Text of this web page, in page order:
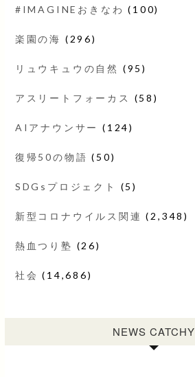
#IMAGINEおきなわ (100)
楽園の海 (296)
リュウキュウの自然 (95)
アスリートフォーカス (58)
AIアナウンサー (124)
復帰50の物語 (50)
SDGsプロジェクト (5)
新型コロナウイルス関連 (2,348)
熱血つり塾 (26)
社会 (14,686)
NEWS CATCHY